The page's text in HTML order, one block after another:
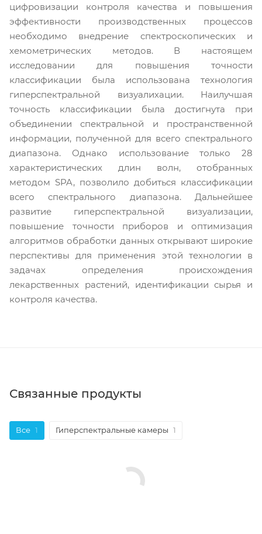
цифровизации контроля качества и повышения
эффективности производственных процессов
необходимо внедрение спектроскопических и
хемометрических методов. В настоящем
исследовании для повышения точности
классификации была использована технология
гиперспектральной визуалихации. Наилучшая
точность классификации была достигнута при
объединении спектральной и пространственной
информации, полученной для всего спектрального
диапазона. Однако использование только 28
характеристических длин волн, отобранных
методом SPA, позволило добиться классификации
всего спектрального диапазона. Дальнейшее
развитие гиперспектральной визуализации,
повышение точности приборов и оптимизация
алгоритмов обработки данных открывают широкие
перспективы для применения этой технологии в
задачах определения происхождения
лекарственных растений, идентификации сырья и
контроля качества.
Связанные продукты
Все 1 Гиперспектральные камеры 1